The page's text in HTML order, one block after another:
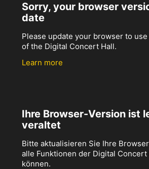
Sorry, your browser
date
Please update your browser to
of the Digital Concert Hall.
Learn more
Ihre Browser-Version ist
veraltet
Bitte aktualisieren Sie Ihre
alle Funktionen der Digital Concert
können.